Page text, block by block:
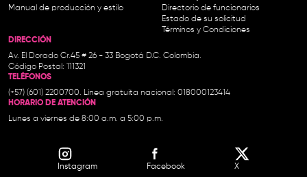
Manual de producción y estilo
Directorio de funcionarios
Estado de su solicitud
Términos y Condiciones
DIRECCIÓN
Av. El Dorado Cr.45 # 26 - 33 Bogotá D.C. Colombia.
Código Postal: 111321
TELÉFONOS
(+57) (601) 2200700. Línea gratuita nacional: 018000123414
HORARIO DE ATENCIÓN
Lunes a viernes de 8:00 a.m. a 5:00 p.m.
Instagram Facebook X